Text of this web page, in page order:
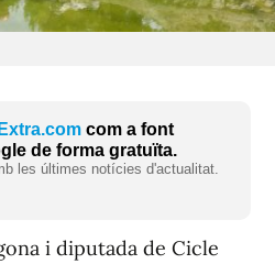
com a font
de forma gratuïta.
les últimes notícies d'actualitat.
i diputada de Cicle